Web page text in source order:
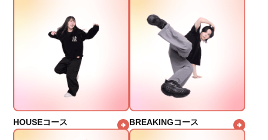
HOUSEコース BREAKINGコース